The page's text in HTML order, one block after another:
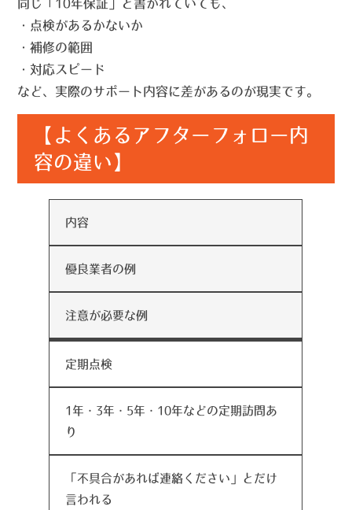
同じ「10年保証」と書かれていても、
・点検があるかないか
・補修の範囲
・対応スピード
など、実際のサポート内容に差があるのが現実です。
【よくあるアフターフォロー内
容の違い】
内容
優良業者の例
注意が必要な例
定期点検
1年・3年・5年・10年などの定期訪問あ
り
「不具合があれば連絡ください」とだけ
言われる